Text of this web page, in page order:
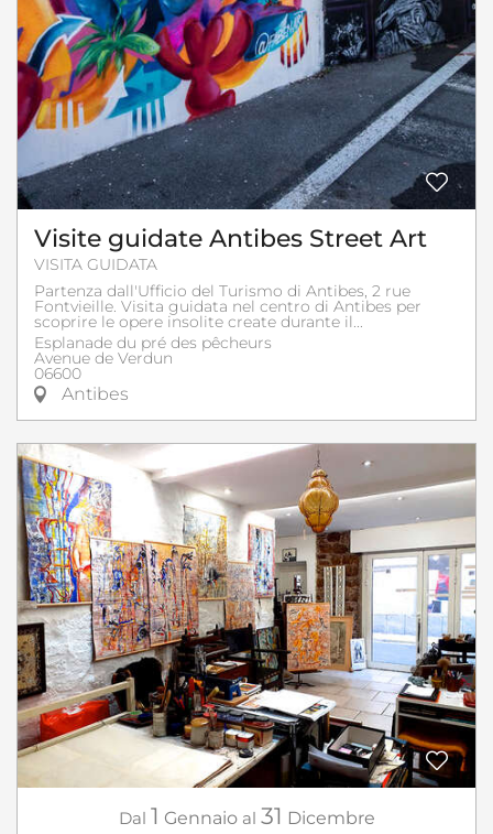
Visite guidate Antibes Street Art
VISITA GUIDATA
Partenza dall'Ufficio del Turismo di Antibes, 2 rue
Fontvieille. Visita guidata nel centro di Antibes per
scoprire le opere insolite create durante il...
Esplanade du pré des pêcheurs
Avenue de Verdun
06600
Antibes
Dal 1 Gennaio al 31 Dicembre